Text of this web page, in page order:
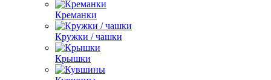
Креманки
Кружки / чашки
Крышки